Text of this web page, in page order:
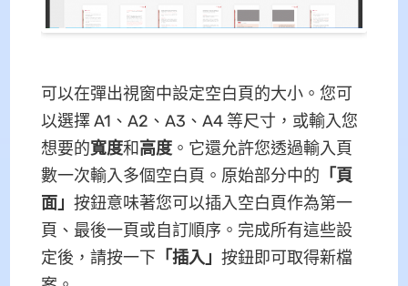
可以在彈出視窗中設定空白頁的大小。您可
以選擇 A1、A2、A3、A4 等尺寸，或輸入您
想要的寬度和高度。它還允許您透過輸入頁
數一次輸入多個空白頁。原始部分中的 「頁
面」 按鈕意味著您可以插入空白頁作為第一
頁、最後一頁或自訂順序。完成所有這些設
定後，請按一下 「插入」 按鈕即可取得新檔